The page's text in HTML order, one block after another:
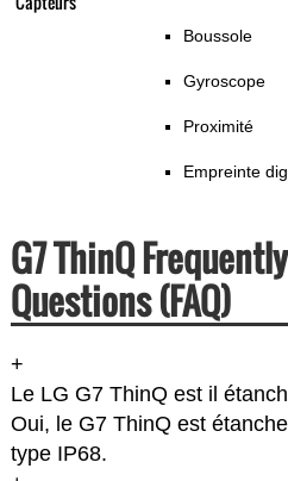
Boussole
Gyroscope
Proximité
Empreinte
G7 ThinQ
Questions (FAQ)
+
Le LG G7 ThinQ est il
Oui, le G7 ThinQ est
type IP68.